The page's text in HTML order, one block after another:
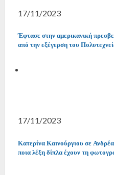
17/11/2023
Έφτασε στην αμερικανική
από την εξέγερση του
17/11/2023
Κατερίνα Καινούργιου σε
ποια λέξη δίπλα έχουν τη